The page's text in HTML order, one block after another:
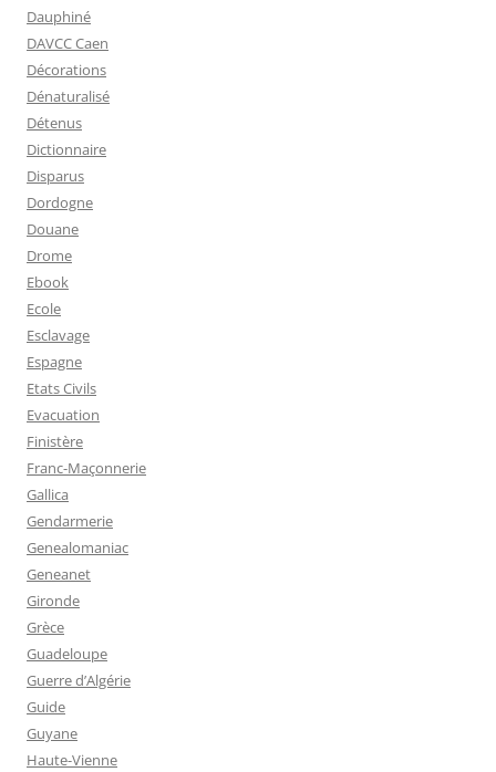
Dauphiné
DAVCC Caen
Décorations
Dénaturalisé
Détenus
Dictionnaire
Disparus
Dordogne
Douane
Drome
Ebook
Ecole
Esclavage
Espagne
Etats Civils
Evacuation
Finistère
Franc-Maçonnerie
Gallica
Gendarmerie
Genealomaniac
Geneanet
Gironde
Grèce
Guadeloupe
Guerre d’Algérie
Guide
Guyane
Haute-Vienne